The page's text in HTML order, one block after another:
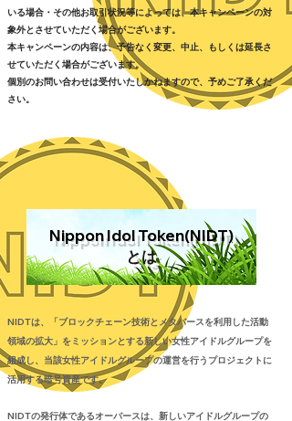
Nippon Idol Token(NIDT)
とは
いる場合・その他お取引状況等によっては、本キャンペーンの対
象外とさせていただく場合がございます。
本キャンペーンの内容は、予告なく変更、中止、もしくは延長さ
せていただく場合がございます。
個別のお問い合わせは受付いたしかねますので、予めご了承くだ
さい。
NIDTは、「ブロックチェーン技術とメタバースを利用した活動
領域の拡大」をミッションとする新しい女性アイドルグループを
組成し、当該女性アイドルグループの運営を行うプロジェクトに
活用する暗号資産です。
NIDTの発行体であるオーバースは、新しいアイドルグループの